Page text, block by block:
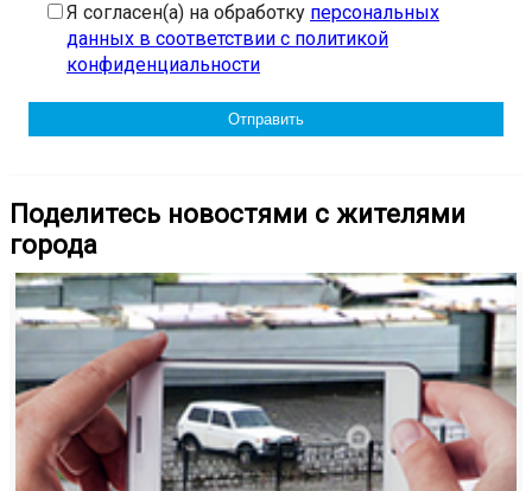
Я согласен(а) на обработку персональных
данных в соответствии с политикой
конфиденциальности
Поделитесь новостями с жителями
города